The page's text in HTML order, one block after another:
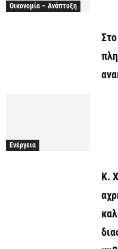
Οικονομία – Ανάπτυξη
Ενέργεια
Κ.